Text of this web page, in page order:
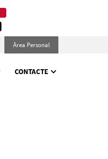
Àrea Personal
CONTACTE